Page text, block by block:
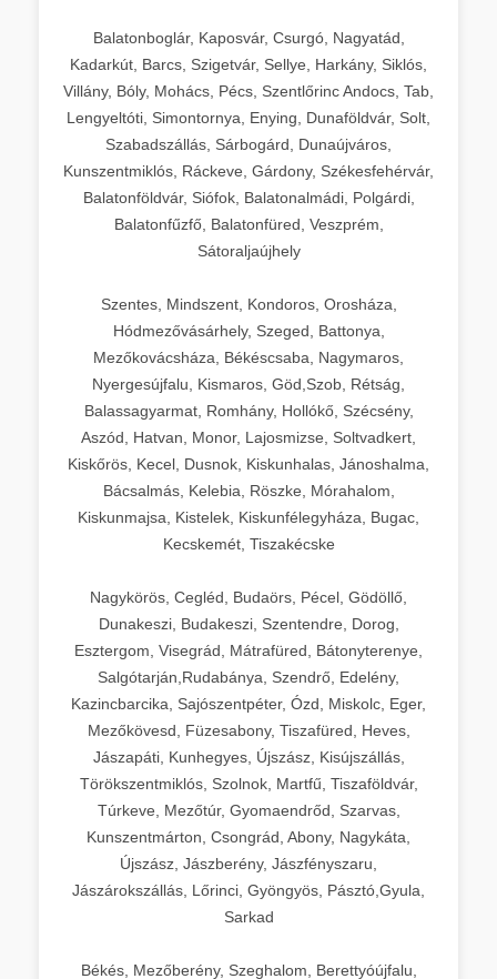
Balatonboglár, Kaposvár, Csurgó, Nagyatád,
Kadarkút, Barcs, Szigetvár, Sellye, Harkány, Siklós,
Villány, Bóly, Mohács, Pécs, Szentlőrinc Andocs, Tab,
Lengyeltóti, Simontornya, Enying, Dunaföldvár, Solt,
Szabadszállás, Sárbogárd, Dunaújváros,
Kunszentmiklós, Ráckeve, Gárdony, Székesfehérvár,
Balatonföldvár, Siófok, Balatonalmádi, Polgárdi,
Balatonfűzfő, Balatonfüred, Veszprém,
Sátoraljaújhely
Szentes, Mindszent, Kondoros, Orosháza,
Hódmezővásárhely, Szeged, Battonya,
Mezőkovácsháza, Békéscsaba, Nagymaros,
Nyergesújfalu, Kismaros, Göd,Szob, Rétság,
Balassagyarmat, Romhány, Hollókő, Szécsény,
Aszód, Hatvan, Monor, Lajosmizse, Soltvadkert,
Kiskőrös, Kecel, Dusnok, Kiskunhalas, Jánoshalma,
Bácsalmás, Kelebia, Röszke, Mórahalom,
Kiskunmajsa, Kistelek, Kiskunfélegyháza, Bugac,
Kecskemét, Tiszakécske
Nagykörös, Cegléd, Budaörs, Pécel, Gödöllő,
Dunakeszi, Budakeszi, Szentendre, Dorog,
Esztergom, Visegrád, Mátrafüred, Bátonyterenye,
Salgótarján,Rudabánya, Szendrő, Edelény,
Kazincbarcika, Sajószentpéter, Ózd, Miskolc, Eger,
Mezőkövesd, Füzesabony, Tiszafüred, Heves,
Jászapáti, Kunhegyes, Újszász, Kisújszállás,
Törökszentmiklós, Szolnok, Martfű, Tiszaföldvár,
Túrkeve, Mezőtúr, Gyomaendrőd, Szarvas,
Kunszentmárton, Csongrád, Abony, Nagykáta,
Újszász, Jászberény, Jászfényszaru,
Jászárokszállás, Lőrinci, Gyöngyös, Pásztó,Gyula,
Sarkad
Békés, Mezőberény, Szeghalom, Berettyóújfalu,